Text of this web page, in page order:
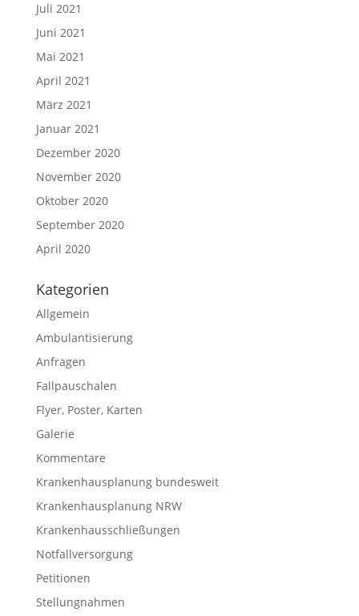
Juli 2021
Juni 2021
Mai 2021
April 2021
März 2021
Januar 2021
Dezember 2020
November 2020
Oktober 2020
September 2020
April 2020
Kategorien
Allgemein
Ambulantisierung
Anfragen
Fallpauschalen
Flyer, Poster, Karten
Galerie
Kommentare
Krankenhausplanung bundesweit
Krankenhausplanung NRW
Krankenhausschließungen
Notfallversorgung
Petitionen
Stellungnahmen